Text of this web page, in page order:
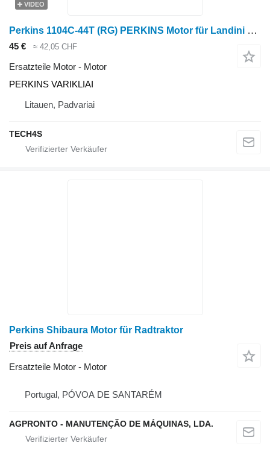
VIDEO
Perkins 1104C-44T (RG) PERKINS Motor für Landini LANDPOWER 165 Radtraktor
45 € ≈ 42,05 CHF
Ersatzteile Motor - Motor
PERKINS VARIKLIAI
Litauen, Padvariai
TECH4S
Perkins Shibaura Motor für Radtraktor
Preis auf Anfrage
Ersatzteile Motor - Motor
Portugal, PÓVOA DE SANTARÉM
AGPRONTO - MANUTENÇÃO DE MÁQUINAS, LDA.